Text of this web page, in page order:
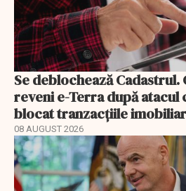
Se deblochează Cadastrul.
reveni e-Terra după
blocat tranzacțiile
08 AUGUST 2026